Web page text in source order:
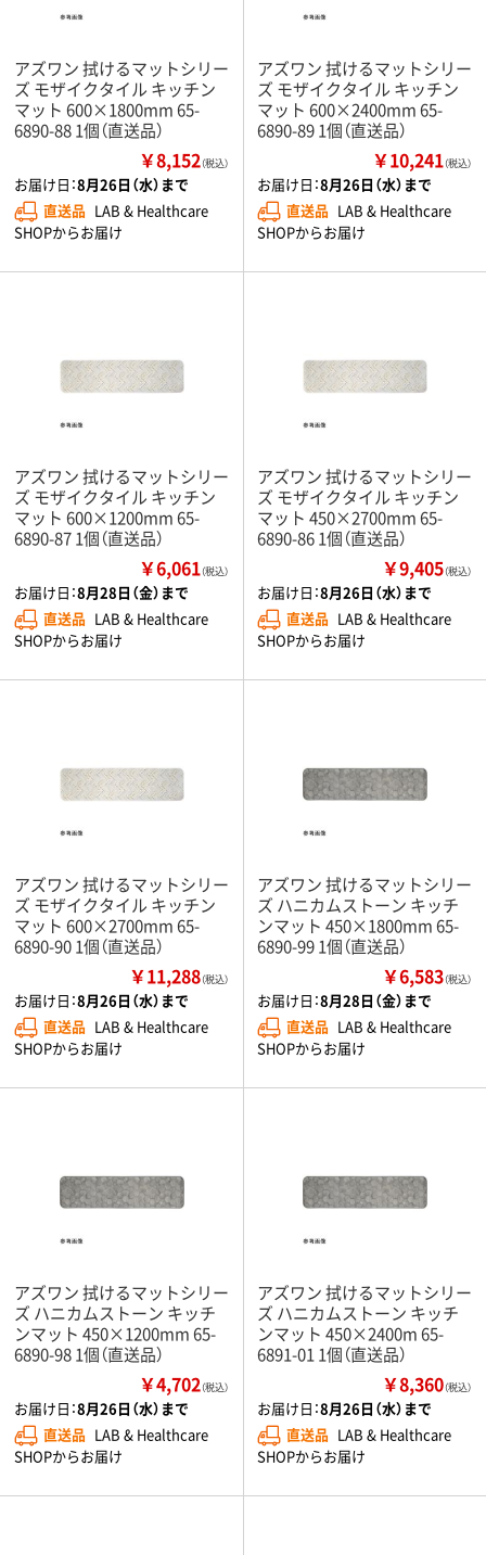
アズワン 拭けるマットシリー
ズ モザイクタイル キッチン
マット 600×1800mm 65-
6890-88 1個（直送品）
￥8,152（税込）
お届け日：8月26日（水）まで
直送品 LAB & Healthcare
SHOPからお届け
アズワン 拭けるマットシリー
ズ モザイクタイル キッチン
マット 600×2400mm 65-
6890-89 1個（直送品）
￥10,241（税込）
お届け日：8月26日（水）まで
直送品 LAB & Healthcare
SHOPからお届け
アズワン 拭けるマットシリー
ズ モザイクタイル キッチン
マット 600×1200mm 65-
6890-87 1個（直送品）
￥6,061（税込）
お届け日：8月28日（金）まで
直送品 LAB & Healthcare
SHOPからお届け
アズワン 拭けるマットシリー
ズ モザイクタイル キッチン
マット 450×2700mm 65-
6890-86 1個（直送品）
￥9,405（税込）
お届け日：8月26日（水）まで
直送品 LAB & Healthcare
SHOPからお届け
アズワン 拭けるマットシリー
ズ モザイクタイル キッチン
マット 600×2700mm 65-
6890-90 1個（直送品）
￥11,288（税込）
お届け日：8月26日（水）まで
直送品 LAB & Healthcare
SHOPからお届け
アズワン 拭けるマットシリー
ズ ハニカムストーン キッチ
ンマット 450×1800mm 65-
6890-99 1個（直送品）
￥6,583（税込）
お届け日：8月28日（金）まで
直送品 LAB & Healthcare
SHOPからお届け
アズワン 拭けるマットシリー
ズ ハニカムストーン キッチ
ンマット 450×1200mm 65-
6890-98 1個（直送品）
￥4,702（税込）
お届け日：8月26日（水）まで
直送品 LAB & Healthcare
SHOPからお届け
アズワン 拭けるマットシリー
ズ ハニカムストーン キッチ
ンマット 450×2400m 65-
6891-01 1個（直送品）
￥8,360（税込）
お届け日：8月26日（水）まで
直送品 LAB & Healthcare
SHOPからお届け